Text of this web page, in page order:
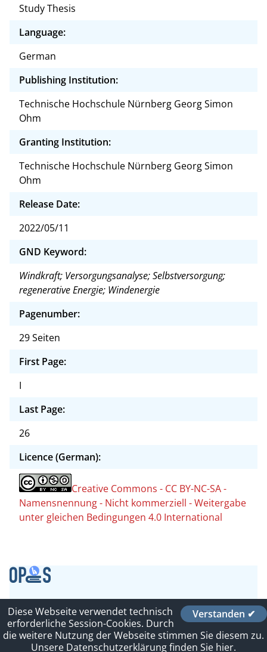
Study Thesis
Language:
German
Publishing Institution:
Technische Hochschule Nürnberg Georg Simon
Ohm
Granting Institution:
Technische Hochschule Nürnberg Georg Simon
Ohm
Release Date:
2022/05/11
GND Keyword:
Windkraft; Versorgungsanalyse; Selbstversorgung;
regenerative Energie; Windenergie
Pagenumber:
29 Seiten
First Page:
I
Last Page:
26
Licence (German):
Creative Commons - CC BY-NC-SA -
Namensnennung - Nicht kommerziell - Weitergabe
unter gleichen Bedingungen 4.0 International
Contact
Imprint
Leitlinien
Sitelinks
Verstanden ✔
Diese Webseite verwendet technisch
erforderliche Session-Cookies. Durch
die weitere Nutzung der Webseite stimmen Sie diesem zu.
Unsere Datenschutzerklärung finden Sie hier.